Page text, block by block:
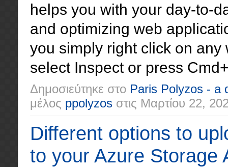
helps you with your day-to-
and optimizing web
you simply right click on
select Inspect or press
Δημοσιεύτηκε στο Paris Polyzos - a
μέλος ppolyzos στις Μαρτίου 22,
Different options to
to your Azure Storage